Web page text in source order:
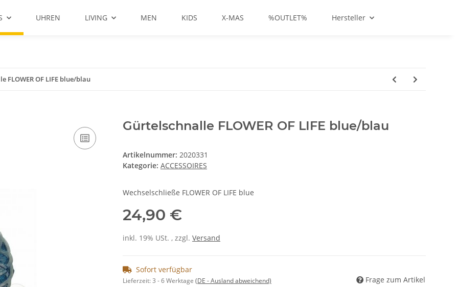
UHREN LIVING MEN KIDS X-MAS %OUTLET% Hersteller
FLOWER OF LIFE blue/blau
Gürtelschnalle FLOWER OF LIFE blue/blau
Artikelnummer: 2020331
Kategorie: ACCESSOIRES
Wechselschließe FLOWER OF LIFE blue
24,90 €
inkl. 19% USt. , zzgl. Versand
Sofort verfügbar
Lieferzeit:3 - 6 Werktage (DE - Ausland abweichend) Frage zum Artikel